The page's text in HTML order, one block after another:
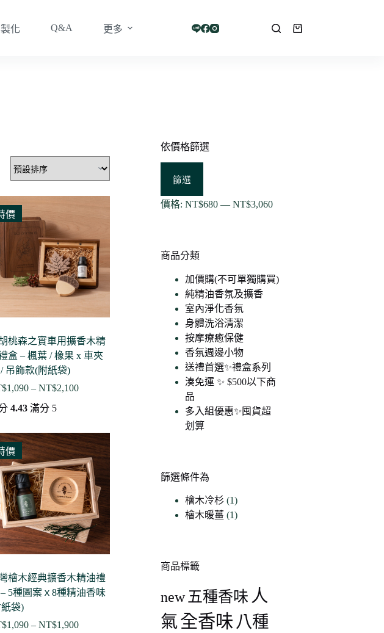
化 Q&A 更多
購
價
桃森之實車用擴香木精
盒 – 楓葉 / 橡果 x 車夾
吊飾款(附紙袋)
1,090 – NT$2,100價
圍：
NT$1,090
到
NT$2,100
4.43 滿分 5
價
檜木經典擴香木精油禮
5種圖案ｘ8種精油香味
袋)
1,090 – NT$1,900價
依價格篩選
價
格
價
格
篩選
價格:NT$680 —NT$3,060
商品分類
加價購(不可單獨購買)
純精油香氛及擴香
室內淨化香氛
身體洗浴清潔
按摩療癒保健
香氛週邊小物
送禮首選✨禮盒系列
湊免運 ✨ $500以下商
品
多入組優惠✨囤貨超
划算
篩選條件為
檜木冷杉 (1)
檜木暖薑 (1)
商品標籤
new 五種香味 人
氣全香味 八種